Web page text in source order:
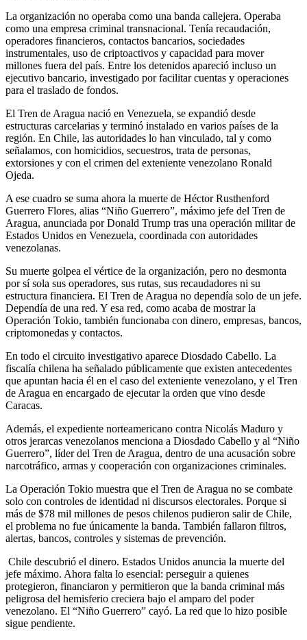
La organización no operaba como una banda callejera. Operaba
como una empresa criminal transnacional. Tenía recaudación,
operadores financieros, contactos bancarios, sociedades
instrumentales, uso de criptoactivos y capacidad para mover
millones fuera del país. Entre los detenidos apareció incluso un
ejecutivo bancario, investigado por facilitar cuentas y operaciones
para el traslado de fondos.
El Tren de Aragua nació en Venezuela, se expandió desde
estructuras carcelarias y terminó instalado en varios países de la
región. En Chile, las autoridades lo han vinculado, tal y como
señalamos, con homicidios, secuestros, trata de personas,
extorsiones y con el crimen del exteniente venezolano Ronald
Ojeda.
A ese cuadro se suma ahora la muerte de Héctor Rusthenford
Guerrero Flores, alias “Niño Guerrero”, máximo jefe del Tren de
Aragua, anunciada por Donald Trump tras una operación militar de
Estados Unidos en Venezuela, coordinada con autoridades
venezolanas.
Su muerte golpea el vértice de la organización, pero no desmonta
por sí sola sus operadores, sus rutas, sus recaudadores ni su
estructura financiera. El Tren de Aragua no dependía solo de un jefe.
Dependía de una red. Y esa red, como acaba de mostrar la
Operación Tokio, también funcionaba con dinero, empresas, bancos,
criptomonedas y contactos.
En todo el circuito investigativo aparece Diosdado Cabello. La
fiscalía chilena ha señalado públicamente que existen antecedentes
que apuntan hacia él en el caso del exteniente venezolano, y el Tren
de Aragua en encargado de ejecutar la orden que vino desde
Caracas.
Además, el expediente norteamericano contra Nicolás Maduro y
otros jerarcas venezolanos menciona a Diosdado Cabello y al “Niño
Guerrero”, líder del Tren de Aragua, dentro de una acusación sobre
narcotráfico, armas y cooperación con organizaciones criminales.
La Operación Tokio muestra que el Tren de Aragua no se combate
solo con controles de identidad ni discursos electorales. Porque si
más de $78 mil millones de pesos chilenos pudieron salir de Chile,
el problema no fue únicamente la banda. También fallaron filtros,
alertas, bancos, controles y sistemas de prevención.
Chile descubrió el dinero. Estados Unidos anuncia la muerte del
jefe máximo. Ahora falta lo esencial: perseguir a quienes
protegieron, financiaron y permitieron que la banda criminal más
peligrosa del hemisferio creciera bajo el amparo del poder
venezolano. El “Niño Guerrero” cayó. La red que lo hizo posible
sigue pendiente.